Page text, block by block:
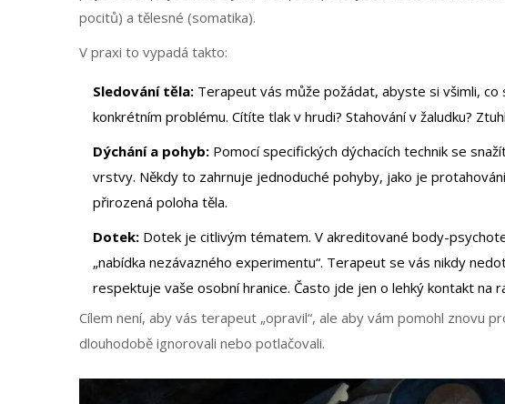
pocitů) a tělesné (somatika).
V praxi to vypadá takto:
Sledování těla: Terapeut vás může požádat, abyste si všimli,
konkrétním problému. Cítíte tlak v hrudi? Stahování v žaludku?
Dýchání a pohyb: Pomocí specifických dýchacích technik se
vrstvy. Někdy to zahrnuje jednoduché pohyby, jako je
přirozená poloha těla.
Dotek: Dotek je citlivým tématem. V akreditované body-
„nabídka nezávazného experimentu“. Terapeut se vás nikdy
respektuje vaše osobní hranice. Často jde jen o lehký kontakt na
Cílem není, aby vás terapeut „opravil“, ale aby vám pomohl znovu
dlouhodobě ignorovali nebo potlačovali.